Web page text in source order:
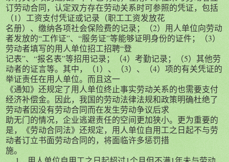
订劳动合同，认定双方存在劳动关系时可参照的凭证，包括
（1）工资支付凭证或记录（职工工资发放花
名册）、缴纳各项社会保险费的记录；（2）用人单位向劳动
者发放的“工作证”、“服务证”等能够证明身份的证件；（3）
劳动者填写的用人单位招工招聘“登
记表”、“报名表”等招用记录；（4）考勤记录；（5）其他劳
动者的证言等。其中，（1）、（3）、（4）项的有关凭证的
举证责任在用人单位。而且这一
《通知》还规定了用人单位终止事实劳动关系的也需要支付
经济补偿金。因此，我国的劳动法律法规和政策明确杜绝了
劳动者因没有劳动合同而在发生劳动争议后求
助无门的情况，企业逃避责任的空间更加狭小。更为重要的
是，《劳动合同法》还规定，用人单位自用工之日起不与劳
动者订立书面劳动合同的，将面临许多惩罚措
施。